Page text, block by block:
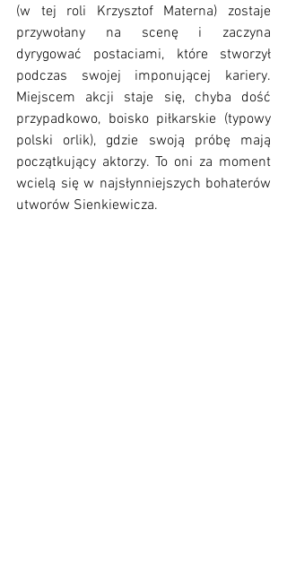
(w tej roli Krzysztof Materna) zostaje
przywołany na scenę i zaczyna
dyrygować postaciami, które stworzył
podczas swojej imponującej kariery.
Miejscem akcji staje się, chyba dość
przypadkowo, boisko piłkarskie (typowy
polski orlik), gdzie swoją próbę mają
początkujący aktorzy. To oni za moment
wcielą się w najsłynniejszych bohaterów
utworów Sienkiewicza.